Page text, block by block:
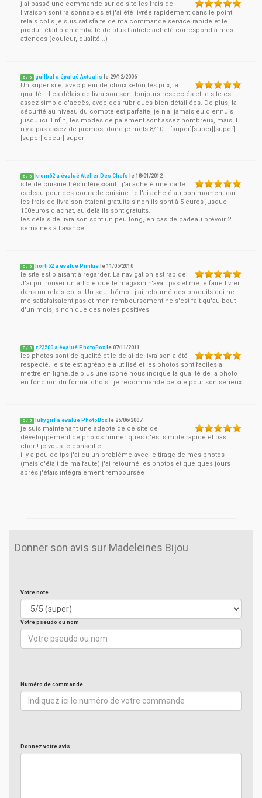
j'ai passé une commande sur ce site les frais de
livraison sont raisonnables et j'ai été livrée rapidement dans le point
relais colis je suis satisfaite de ma commande service rapide et le
produit était bien emballé de plus l'article acheté correspond à mes
attendes (couleur, qualité...)
5 / 5 guilbal a évalué Actualis le 29/12/2006
Un super site, avec plein de choix selon les prix, la
qualité... Les délais de livraison sont toujours respectés et le site est
assez simple d'accès, avec des rubriques bien détaillées. De plus, la
sécurité au niveau du compte est parfaite, je n'ai jamais eu d'ennuis
jusqu'ici. Enfin, les modes de paiement sont assez nombreux, mais il
n'y a pas assez de promos, donc je mets 8/10... [super][super][super]
[super][coeur][super]
5 / 5 krom62 a évalué Atelier Des Chefs le18/01/2012
site de cuisine très intéressant.. j'ai acheté une carte
cadeau pour des cours de cuisine. je l'ai acheté au bon moment car
les frais de livraison étaient gratuits sinon ils sont à 5 euros jusque
100euros d'achat, au delà ils sont gratuits.
les délais de livraison sont un peu long, en cas de cadeau prévoir 2
semaines à l'avance.
5 / 5 horti52 a évalué Pimkie le11/05/2010
le site est plaisant à regarder. La navigation est rapide.
J'ai pu trouver un article que le magasin n'avait pas et me le faire livrer
dans un relais colis. Un seul bémol: j'ai retourné des produits qui ne
me satisfaisaient pas et mon remboursement ne s'est fait qu'au bout
d'un mois, sinon que des notes positives
5 / 5 z23500 a évalué PhotoBox le07/11/2011
les photos sont de qualité et le delai de livraison a été
respecté. le site est agréable a utilisé et les photos sont faciles a
mettre en ligne.de plus une icone nous indique la qualité de la photo
en fonction du format choisi. je recommande ce site pour son serieux
5 / 5 lukygirl a évalué PhotoBox le 25/06/2007
je suis maintenant une adepte de ce site de
développement de photos numériques c'est simple rapide et pas
cher ! je vous le conseille !
il y a peu de tps j'ai eu un problème avec le tirage de mes photos
(mais c'était de ma faute) j'ai retourné les photos et quelques jours
après j'étais intégralement remboursée
Donner son avis sur Madeleines Bijou
Votre note
Votre pseudo ou nom
Numéro de commande
Donnez votre avis